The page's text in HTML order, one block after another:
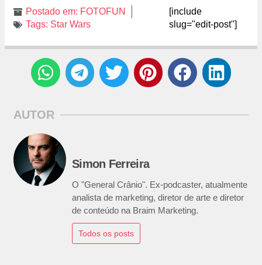
Postado em: FOTOFUN
Tags: Star Wars
[include
slug="edit-post"]
AUTOR
Simon Ferreira
O "General Crânio". Ex-podcaster, atualmente
analista de marketing, diretor de arte e diretor
de conteúdo na Braim Marketing.
Todos os posts